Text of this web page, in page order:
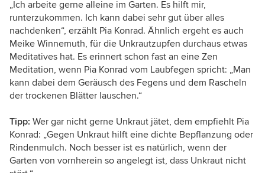
„Ich arbeite gerne alleine im Garten. Es hilft mir,
runterzukommen. Ich kann dabei sehr gut über alles
nachdenken“, erzählt Pia Konrad. Ähnlich ergeht es auch
Meike Winnemuth, für die Unkrautzupfen durchaus etwas
Meditatives hat. Es erinnert schon fast an eine Zen
Meditation, wenn Pia Konrad vom Laubfegen spricht: „Man
kann dabei dem Geräusch des Fegens und dem Rascheln
der trockenen Blätter lauschen.“
Tipp: Wer gar nicht gerne Unkraut jätet, dem empfiehlt Pia
Konrad: „Gegen Unkraut hilft eine dichte Bepflanzung oder
Rindenmulch. Noch besser ist es natürlich, wenn der
Garten von vornherein so angelegt ist, dass Unkraut nicht